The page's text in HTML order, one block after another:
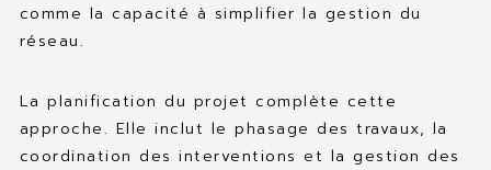
comme la capacité à simplifier la gestion du
réseau.
La planification du projet complète cette
approche. Elle inclut le phasage des travaux, la
coordination des interventions et la gestion des